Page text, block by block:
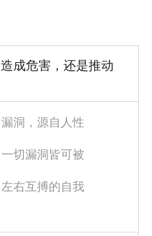
成危害，还是推动
源自人性
洞皆可被
搏的自我